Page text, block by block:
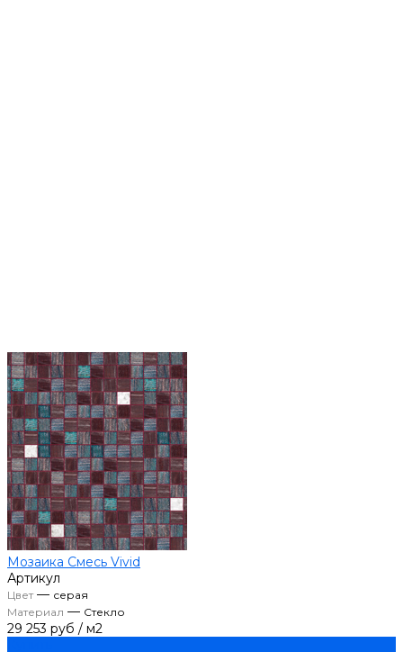
Мозаика Смесь Vivid
Артикул
Цвет— серая
Материал — Стекло
29 253 руб / м2